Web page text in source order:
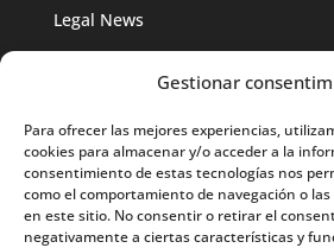
Gestionar
Para ofrecer las mejores experiencias,
cookies para almacenar y/o acceder a la
consentimiento de estas tecnologías nos
como el comportamiento de navegación o
en este sitio. No consentir o retirar el
negativamente a ciertas características y
Legal News
Divorce lawyers in Málaga
International divorces in Málaga